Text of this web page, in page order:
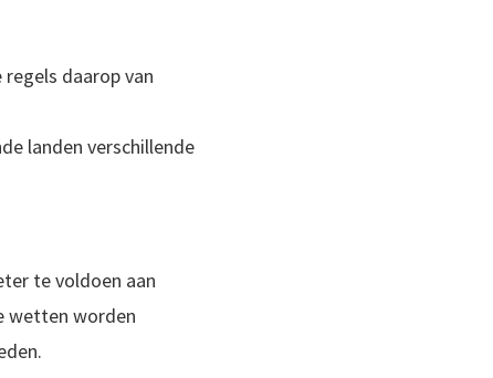
daarop van
landen verschillende
te voldoen aan
wetten worden